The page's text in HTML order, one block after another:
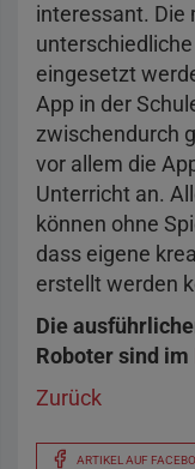
interessant. Die
eingesetzt
App in der
zwischendurch
vor allem die
Unterricht an.
können ohne
dass eigene
erstellt werden
Die
Roboter sind im
Zurück
ARTIKEL AUF